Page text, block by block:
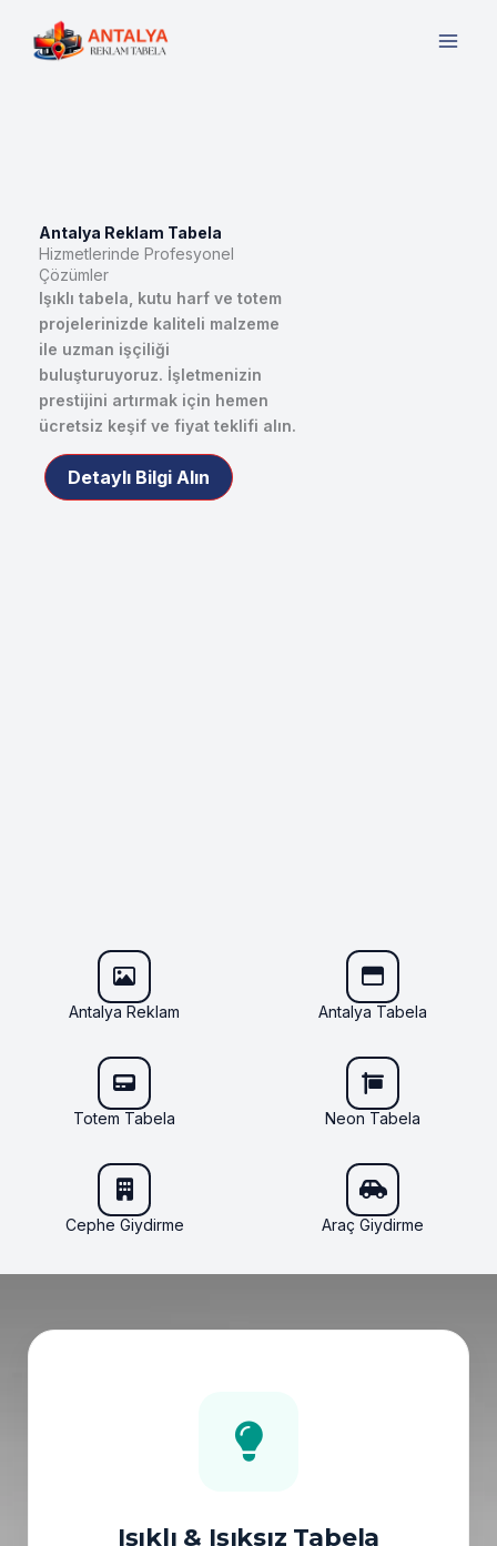
Antalya Reklam Tabela
Hizmetlerinde Profesyonel
Çözümler
Işıklı tabela, kutu harf ve totem
projelerinizde kaliteli malzeme
ile uzman işçiliği
buluşturuyoruz. İşletmenizin
prestijini artırmak için hemen
ücretsiz keşif ve fiyat teklifi alın.
Detaylı Bilgi Alın
Antalya Reklam Antalya Tabela
Totem Tabela Neon Tabela
Cephe Giydirme Araç Giydirme
Işıklı & Işıksız Tabela